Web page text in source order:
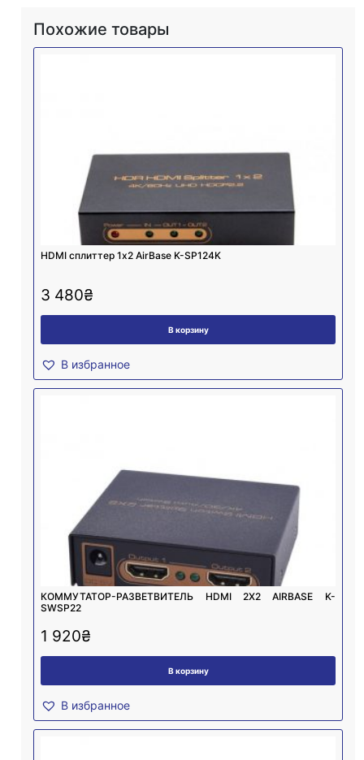
Похожие товары
HDMI сплиттер 1х2 AirBase K-SP124K
3 480₴
В корзину
В избранное
КОММУТАТОР-РАЗВЕТВИТЕЛЬ HDMI 2X2 AIRBASE K-
SWSP22
1 920₴
В корзину
В избранное